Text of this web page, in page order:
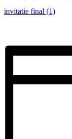
invitatie final (1)